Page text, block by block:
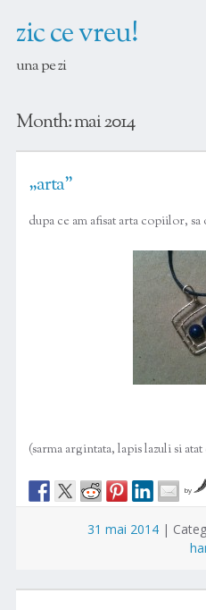
zic ce vreu!
una pe zi
Month:mai 2014
„arta”
dupa ce am afisat arta copiilor, sa
(sarma argintata, lapis lazuli si atat
by
31 mai 2014 |